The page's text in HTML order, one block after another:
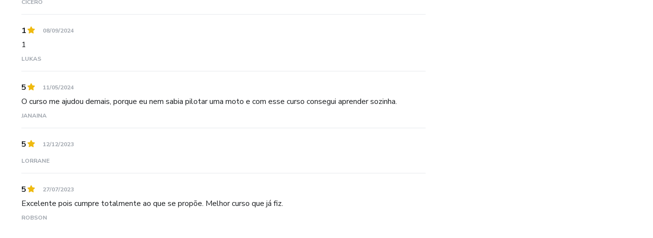
CÍCERO
1 08/09/2024
1
LUKAS
5 11/05/2024
O curso me ajudou demais, porque eu nem sabia pilotar uma moto e com esse curso consegui aprender sozinha.
JANAINA
5 12/12/2023
LORRANE
5 27/07/2023
Excelente pois cumpre totalmente ao que se propõe. Melhor curso que já fiz.
ROBSON